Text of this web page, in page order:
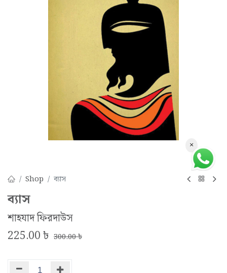
Shop ব্যাস
ব্যাস
শাহযাদ ফিরদাউস
225.00৳ 300.00৳
×